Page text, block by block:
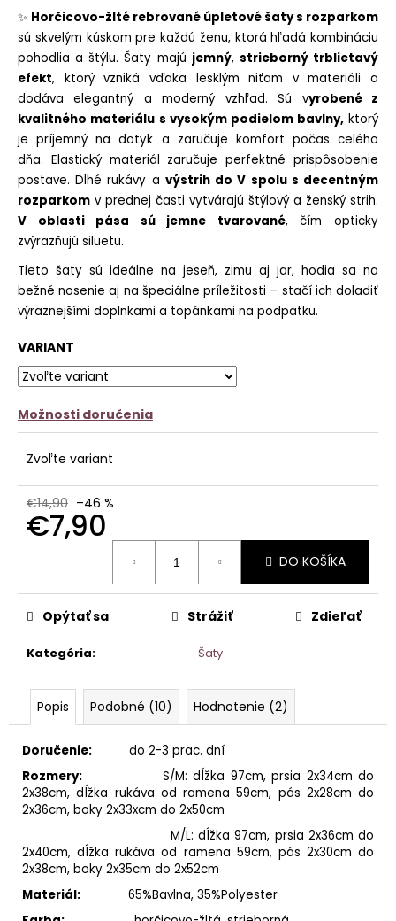
5
hviezdičiek.
✨ Horčicovo-žlté rebrované úpletové šaty s rozparkom
sú skvelým kúskom pre každú ženu, ktorá hľadá kombináciu
pohodlia a štýlu. Šaty majú jemný, strieborný trblietavý
efekt, ktorý vzniká vďaka lesklým niťam v materiáli a
dodáva elegantný a moderný vzhľad. Sú vyrobené z
kvalitného materiálu s vysokým podielom bavlny, ktorý
je príjemný na dotyk a zaručuje komfort počas celého
dňa. Elastický materiál zaručuje perfektné prispôsobenie
postave. Dlhé rukávy a výstrih do V spolu s decentným
rozparkom v prednej časti vytvárajú štýlový a ženský strih.
V oblasti pása sú jemne tvarované, čím opticky
zvýrazňujú siluetu.
Tieto šaty sú ideálne na jeseň, zimu aj jar, hodia sa na
bežné nosenie aj na špeciálne príležitosti – stačí ich doladiť
výraznejšími doplnkami a topánkami na podpätku.
VARIANT
Možnosti doručenia
Zvoľte variant
€14,90 –46 %
€7,90
DO KOŠÍKA
Kategória: Šaty
Opýtať sa Strážiť Zdieľať
Popis Podobné (10) Hodnotenie (2)
Doručenie: do 2-3 prac. dní
Rozmery: S/M: dĺžka 97cm, prsia 2x34cm do
2x38cm, dĺžka rukáva od ramena 59cm, pás 2x28cm do
2x36cm, boky 2x33xcm do 2x50cm
M/L: dĺžka 97cm, prsia 2x36cm do
2x40cm, dĺžka rukáva od ramena 59cm, pás 2x30cm do
2x38cm, boky 2x35cm do 2x52cm
Materiál: 65%Bavlna, 35%Polyester
a
m
e
SILÓNOVÉ
PANČUCHY
LEINA
€9,90